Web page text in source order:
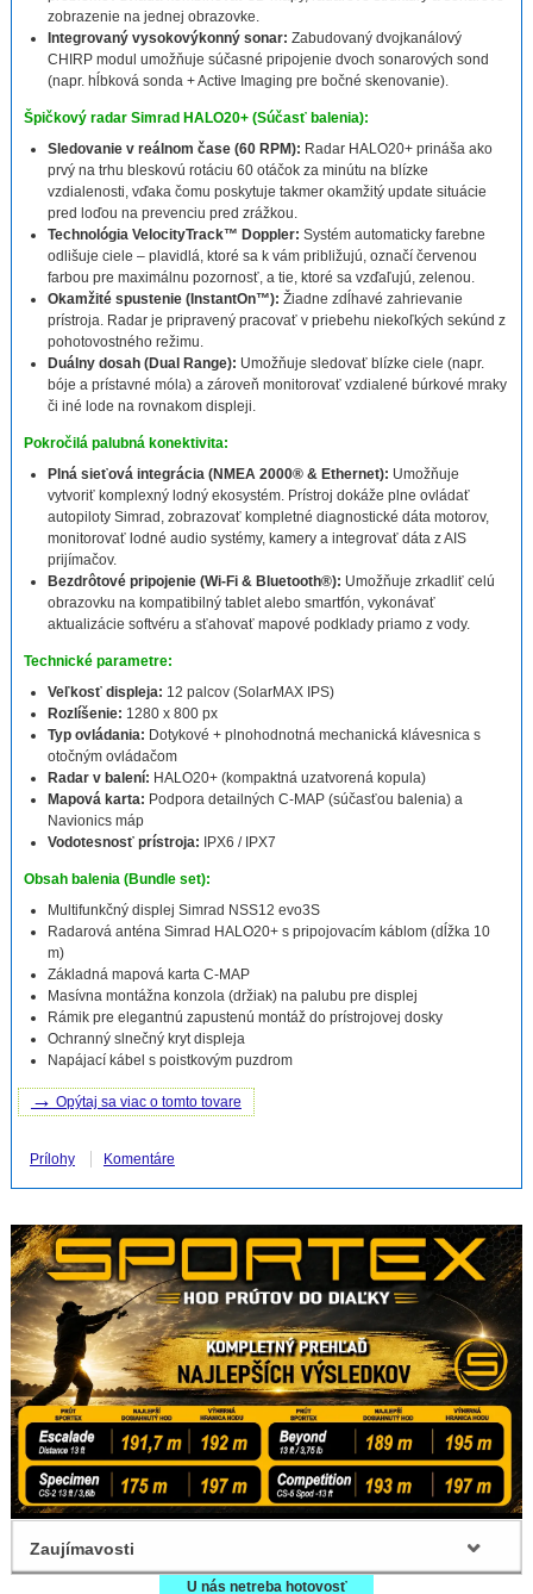
zobrazenie na jednej obrazovke.
Integrovaný vysokovýkonný sonar: Zabudovaný dvojkanálový
CHIRP modul umožňuje súčasné pripojenie dvoch sonarových sond
(napr. hĺbková sonda + Active Imaging pre bočné skenovanie).
Špičkový radar Simrad HALO20+ (Súčasť balenia):
Sledovanie v reálnom čase (60 RPM): Radar HALO20+ prináša ako
prvý na trhu bleskovú rotáciu 60 otáčok za minútu na blízke
vzdialenosti, vďaka čomu poskytuje takmer okamžitý update situácie
pred loďou na prevenciu pred zrážkou.
Technológia VelocityTrack™ Doppler: Systém automaticky farebne
odlišuje ciele – plavidlá, ktoré sa k vám približujú, označí červenou
farbou pre maximálnu pozornosť, a tie, ktoré sa vzďaľujú, zelenou.
Okamžité spustenie (InstantOn™): Žiadne zdĺhavé zahrievanie
prístroja. Radar je pripravený pracovať v priebehu niekoľkých sekúnd z
pohotovostného režimu.
Duálny dosah (Dual Range): Umožňuje sledovať blízke ciele (napr.
bóje a prístavné móla) a zároveň monitorovať vzdialené búrkové mraky
či iné lode na rovnakom displeji.
Pokročilá palubná konektivita:
Plná sieťová integrácia (NMEA 2000® & Ethernet): Umožňuje
vytvoriť komplexný lodný ekosystém. Prístroj dokáže plne ovládať
autopiloty Simrad, zobrazovať kompletné diagnostické dáta motorov,
monitorovať lodné audio systémy, kamery a integrovať dáta z AIS
prijímačov.
Bezdrôtové pripojenie (Wi-Fi & Bluetooth®): Umožňuje zrkadliť celú
obrazovku na kompatibilný tablet alebo smartfón, vykonávať
aktualizácie softvéru a sťahovať mapové podklady priamo z vody.
Technické parametre:
Veľkosť displeja: 12 palcov (SolarMAX IPS)
Rozlíšenie: 1280 x 800 px
Typ ovládania: Dotykové + plnohodnotná mechanická klávesnica s
otočným ovládačom
Radar v balení: HALO20+ (kompaktná uzatvorená kopula)
Mapová karta: Podpora detailných C-MAP (súčasťou balenia) a
Navionics máp
Vodotesnosť prístroja: IPX6 / IPX7
Obsah balenia (Bundle set):
Multifunkčný displej Simrad NSS12 evo3S
Radarová anténa Simrad HALO20+ s pripojovacím káblom (dĺžka 10
m)
Základná mapová karta C-MAP
Masívna montážna konzola (držiak) na palubu pre displej
Rámik pre elegantnú zapustenú montáž do prístrojovej dosky
Ochranný slnečný kryt displeja
Napájací kábel s poistkovým puzdrom
→ Opýtaj sa viac o tomto tovare
Prílohy Komentáre
Zaujímavosti
U nás netreba hotovosť